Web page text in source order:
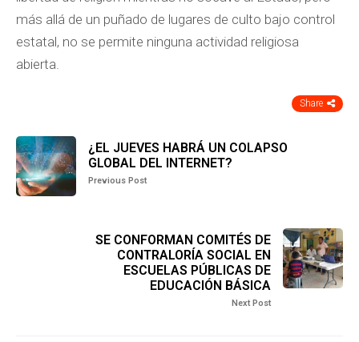
más allá de un puñado de lugares de culto bajo control
estatal, no se permite ninguna actividad religiosa
abierta.
Share
¿EL JUEVES HABRÁ UN COLAPSO
GLOBAL DEL INTERNET?
Previous Post
SE CONFORMAN COMITÉS DE
CONTRALORÍA SOCIAL EN
ESCUELAS PÚBLICAS DE
EDUCACIÓN BÁSICA
Next Post